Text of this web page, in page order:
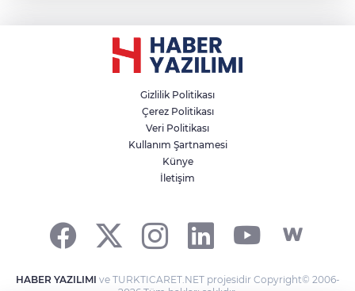
Gizlilik Politikası
Çerez Politikası
Veri Politikası
Kullanım Şartnamesi
Künye
İletişim
HABER YAZILIMI ve TURKTICARET.NET projesidir Copyright© 2006-